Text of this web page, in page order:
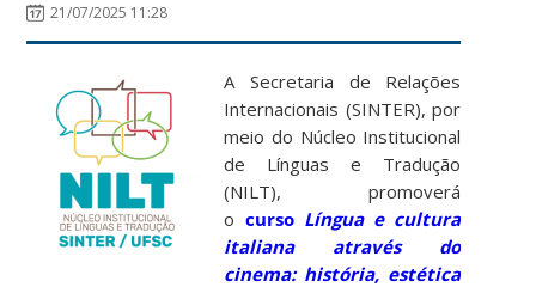
21/07/2025 11:28
A Secretaria de Relações
Internacionais (SINTER), por
meio do Núcleo Institucional
de Línguas e Tradução
(NILT), promoverá
o curso Língua e cultura
italiana através do
cinema: história, estética